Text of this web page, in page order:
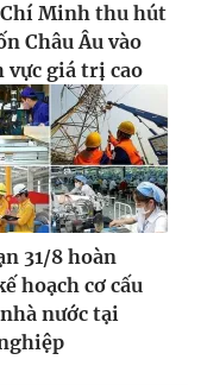
Chí Minh thu hút
Châu Âu vào
vực giá trị cao
31/8 hoàn
hoạch cơ cấu
nước tại